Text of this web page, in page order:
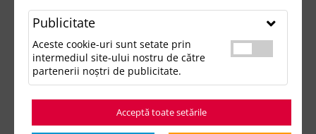
Solutii practice pentru evenimente si activitati dinamice
Categoria Sticle din Plastic de la Update Advertising include sticle
personalizate usoare si rezistente, potrivite pentru campanii
promotionale, evenimente sportive, festivaluri sau activari de
brand. Datorita greutatii reduse si costului optim pentru volume
mari, sticlele din plastic sunt usor de distribuit si eficiente in
campanii cu acoperire extinsa.
Aceste produse sunt adaptate utilizarii frecvente si pot fi integrate
in kituri promotionale, pachete pentru participanti sau evenimente
Publicitate
Aceste cookie-uri sunt setate prin
intermediul site-ului nostru de către
partenerii noștri de publicitate.
Acceptă toate setările